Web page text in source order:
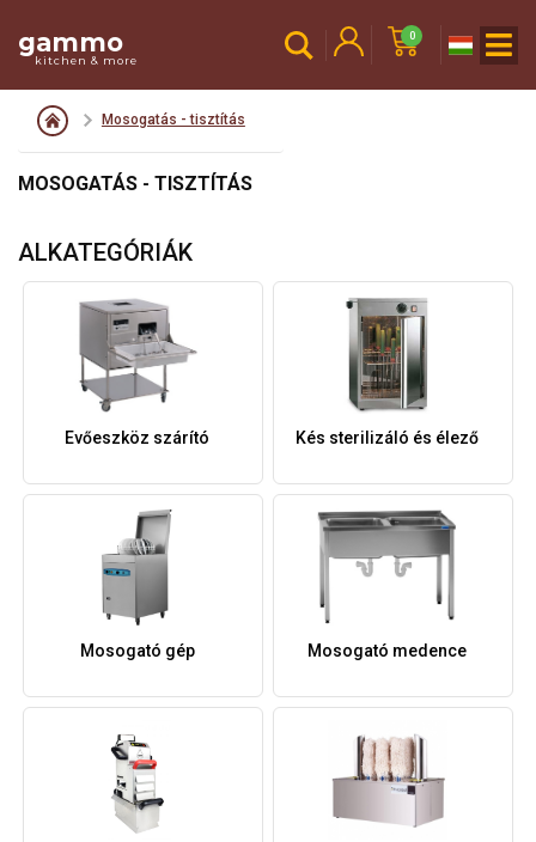
gammo
kitchen & more
0
Mosogatás - tisztítás
MOSOGATÁS - TISZTÍTÁS
ALKATEGÓRIÁK
Evőeszköz szárító Kés sterilizáló és élező
Mosogató gép Mosogató medence